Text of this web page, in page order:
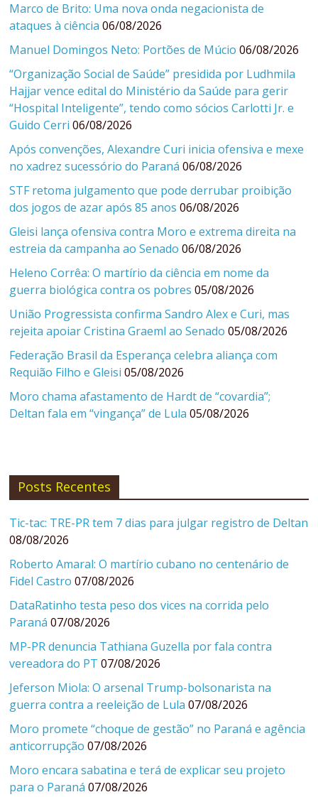
Marco de Brito: Uma nova onda negacionista de
ataques à ciência 06/08/2026
Manuel Domingos Neto: Portões de Múcio 06/08/2026
“Organização Social de Saúde” presidida por Ludhmila
Hajjar vence edital do Ministério da Saúde para gerir
“Hospital Inteligente”, tendo como sócios Carlotti Jr. e
Guido Cerri 06/08/2026
Após convenções, Alexandre Curi inicia ofensiva e mexe
no xadrez sucessório do Paraná 06/08/2026
STF retoma julgamento que pode derrubar proibição
dos jogos de azar após 85 anos 06/08/2026
Gleisi lança ofensiva contra Moro e extrema direita na
estreia da campanha ao Senado 06/08/2026
Heleno Corrêa: O martírio da ciência em nome da
guerra biológica contra os pobres 05/08/2026
União Progressista confirma Sandro Alex e Curi, mas
rejeita apoiar Cristina Graeml ao Senado 05/08/2026
Federação Brasil da Esperança celebra aliança com
Requião Filho e Gleisi 05/08/2026
Moro chama afastamento de Hardt de “covardia”;
Deltan fala em “vingança” de Lula 05/08/2026
Posts Recentes
Tic-tac: TRE-PR tem 7 dias para julgar registro de Deltan
08/08/2026
Roberto Amaral: O martírio cubano no centenário de
Fidel Castro 07/08/2026
DataRatinho testa peso dos vices na corrida pelo
Paraná 07/08/2026
MP-PR denuncia Tathiana Guzella por fala contra
vereadora do PT 07/08/2026
Jeferson Miola: O arsenal Trump-bolsonarista na
guerra contra a reeleição de Lula 07/08/2026
Moro promete “choque de gestão” no Paraná e agência
anticorrupção 07/08/2026
Moro encara sabatina e terá de explicar seu projeto
para o Paraná 07/08/2026